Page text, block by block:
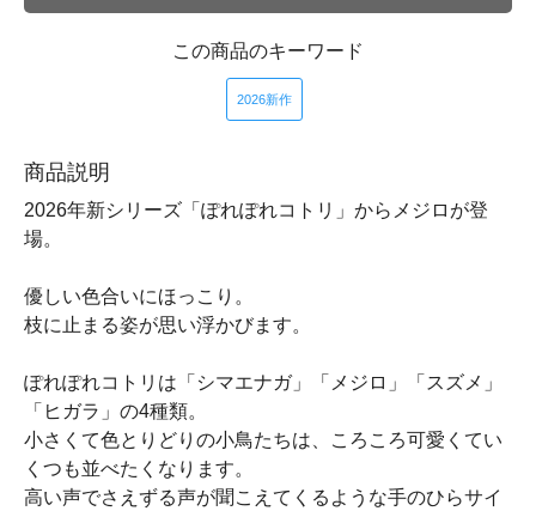
この商品のキーワード
2026新作
商品説明
2026年新シリーズ「ぽれぽれコトリ」からメジロが登
場。
優しい色合いにほっこり。
枝に止まる姿が思い浮かびます。
ぽれぽれコトリは「シマエナガ」「メジロ」「スズメ」
「ヒガラ」の4種類。
小さくて色とりどりの小鳥たちは、ころころ可愛くてい
くつも並べたくなります。
高い声でさえずる声が聞こえてくるような手のひらサイ